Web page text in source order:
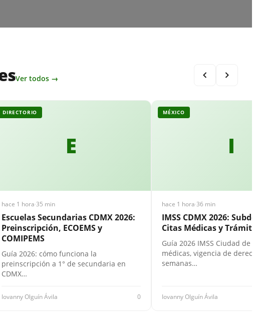
Ver todos →
E
DIRECTORIO
hace 1 hora·35 min
Escuelas Secundarias CDMX 2026:
Preinscripción, ECOEMS y
COMIPEMS
Guía 2026: cómo funciona la
preinscripción a 1° de secundaria en
CDMX…
Iovanny Olguín Ávila 0
I
MÉXICO
hace 1 hora·36 min
IMSS CDMX 2026:
Citas Médicas y
Guía 2026 IMSS Ciudad de
médicas, vigencia de
semanas…
Iovanny Olguín Ávila